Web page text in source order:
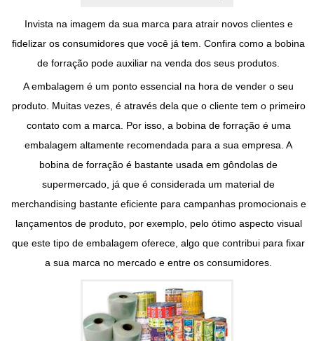
Invista na imagem da sua marca para atrair novos clientes e
fidelizar os consumidores que você já tem. Confira como a bobina
de forração pode auxiliar na venda dos seus produtos.
A embalagem é um ponto essencial na hora de vender o seu
produto. Muitas vezes, é através dela que o cliente tem o primeiro
contato com a marca. Por isso, a bobina de forraçãoé uma
embalagem altamente recomendada para a sua empresa. A
bobina de forração é bastante usada em gôndolas de
supermercado, já que é considerada um material de
merchandising bastante eficiente para campanhas promocionais e
lançamentos de produto, por exemplo, pelo ótimo aspecto visual
que este tipo de embalagem oferece, algo que contribui para fixar
a sua marca no mercado e entre os consumidores.